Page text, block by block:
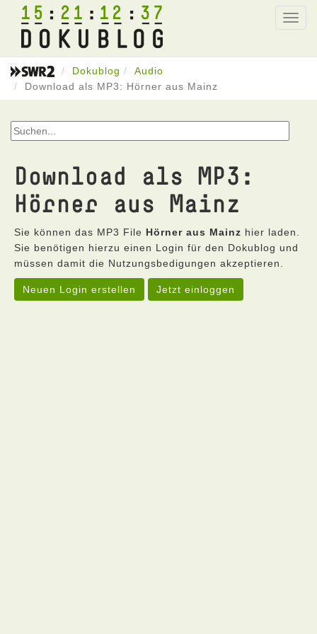
15 21 12 37
Dokublog
Audio
Download als MP3: Hörner aus Mainz
Download als MP3:
Hörner aus Mainz
Sie können das MP3 File Hörner aus Mainz hier laden.
Sie benötigen hierzu einen Login für den Dokublog und
müssen damit die Nutzungsbedigungen akzeptieren.
Neuen Login erstellen Jetzt einloggen